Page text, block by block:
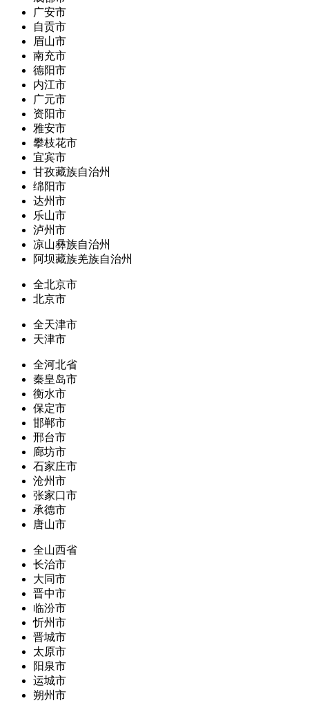
广安市
自贡市
眉山市
南充市
德阳市
内江市
广元市
资阳市
雅安市
攀枝花市
宜宾市
甘孜藏族自治州
绵阳市
达州市
乐山市
泸州市
凉山彝族自治州
阿坝藏族羌族自治州
全北京市
北京市
全天津市
天津市
全河北省
秦皇岛市
衡水市
保定市
邯郸市
邢台市
廊坊市
石家庄市
沧州市
张家口市
承德市
唐山市
全山西省
长治市
大同市
晋中市
临汾市
忻州市
晋城市
太原市
阳泉市
运城市
朔州市